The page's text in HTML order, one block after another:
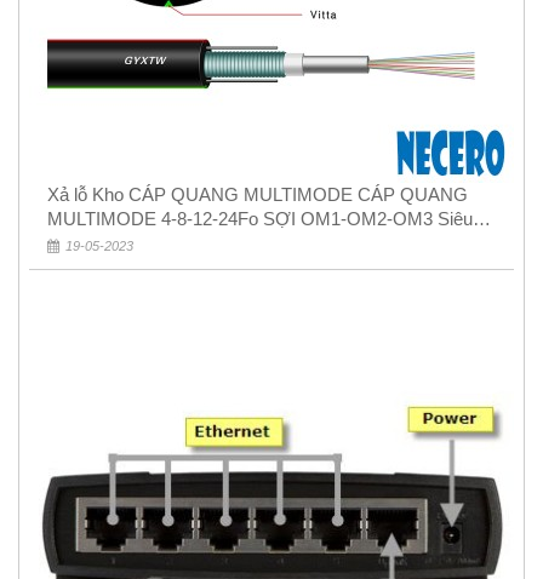
Xả lỗ Kho CÁP QUANG MULTIMODE CÁP QUANG
MULTIMODE 4-8-12-24Fo SỢI OM1-OM2-OM3 Siêu
Rẻ 5k
19-05-2023